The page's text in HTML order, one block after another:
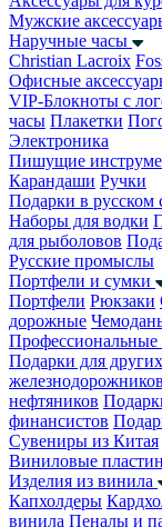
Мужские
Наручные часы
Christian Lacroix
Офисные
VIP-Блокноты с
часы Плакетки
Электроника
Пишущие
Карандаши Ручки
Подарки в русском
Наборы для водки
для рыболовов
Русские промыслы
Портфели и сумки
Портфели Рюкзаки
дорожные
Профессиональные
Подарки для
железнодорожников
нефтяников
финансистов
Сувениры из Китая
Виниловые
Изделия из винила
Капхолдеры
винила Пеналы и